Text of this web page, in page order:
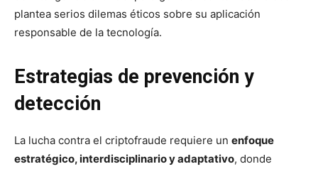
plantea serios dilemas éticos sobre su aplicación
responsable de la tecnología.
Estrategias de prevención y
detección
La lucha contra el criptofraude requiere un enfoque
estratégico, interdisciplinario y adaptativo, donde